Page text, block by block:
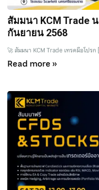
สัมมนา KCM Trade
กันยายน 2568
🚀 สัมมนา KCM Trade เทรดมือโปรก
Read more »